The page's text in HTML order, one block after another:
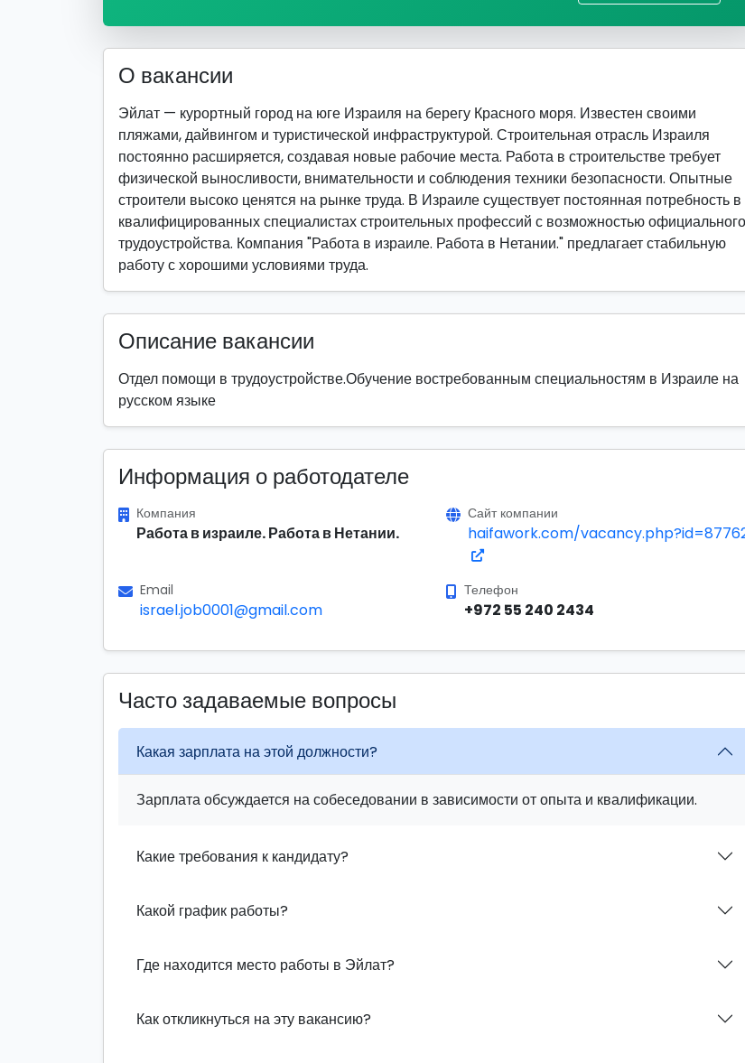
О вакансии
Эйлат — курортный город на юге Израиля на берегу Красного моря. Известен своими
пляжами, дайвингом и туристической инфраструктурой. Строительная отрасль Израиля
постоянно расширяется, создавая новые рабочие места. Работа в строительстве требует
физической выносливости, внимательности и соблюдения техники безопасности. Опытные
строители высоко ценятся на рынке труда. В Израиле существует постоянная потребность в
квалифицированных специалистах строительных профессий с возможностью официального
трудоустройства. Компания "Работа в израиле. Работа в Нетании." предлагает стабильную
работу с хорошими условиями труда.
Описание вакансии
Отдел помощи в трудоустройстве.Обучение востребованным специальностям в Израиле на
русском языке
Информация о работодателе
Компания
Работа в израиле. Работа в Нетании.
Сайт компании
haifawork.com/
Email
israel.job0001@gmail.com
Телефон
+972 55 240 2434
Часто задаваемые вопросы
Какая зарплата на этой должности?
Зарплата обсуждается на собеседовании в зависимости от опыта и квалификации.
Какие требования к кандидату?
Какой график работы?
Где находится место работы в Эйлат?
Как откликнуться на эту вакансию?